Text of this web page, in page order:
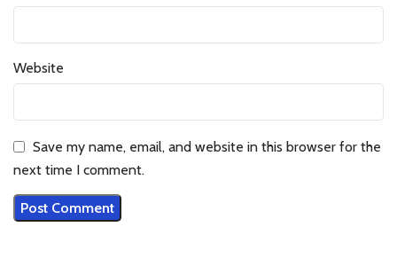
Website
Save my name, email, and website in this browser for the
next time I comment.